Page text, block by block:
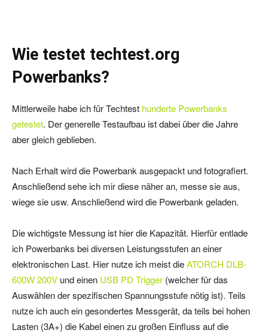
Wie testet techtest.org
Powerbanks?
Mittlerweile habe ich für Techtest hunderte Powerbanks
getestet. Der generelle Testaufbau ist dabei über die Jahre
aber gleich geblieben.
Nach Erhalt wird die Powerbank ausgepackt und fotografiert.
Anschließend sehe ich mir diese näher an, messe sie aus,
wiege sie usw. Anschließend wird die Powerbank geladen.
Die wichtigste Messung ist hier die Kapazität. Hierfür entlade
ich Powerbanks bei diversen Leistungsstufen an einer
elektronischen Last. Hier nutze ich meist dieATORCH DLB-
600W 200V und einen USB PD Trigger (welcher für das
Auswählen der spezifischen Spannungsstufe nötig ist). Teils
nutze ich auch ein gesondertes Messgerät, da teils bei hohen
Lasten (3A+) die Kabel einen zu großen Einfluss auf die